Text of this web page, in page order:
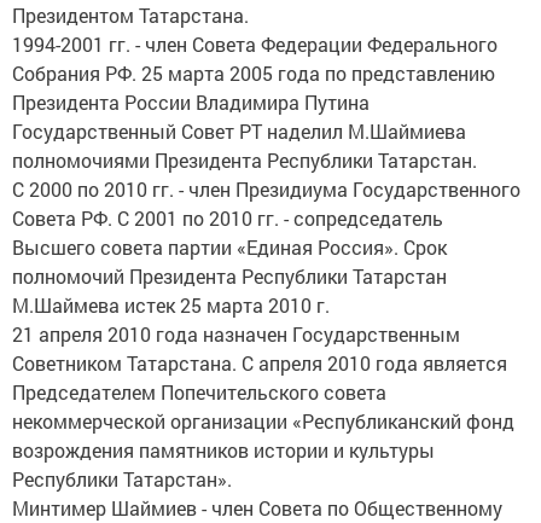
Президентом Татарстана.
1994-2001 гг. - член Совета Федерации Федерального
Собрания РФ. 25 марта 2005 года по представлению
Президента России Владимира Путина
Государственный Совет РТ наделил М.Шаймиева
полномочиями Президента Республики Татарстан.
С 2000 по 2010 гг. - член Президиума Государственного
Совета РФ. С 2001 по 2010 гг. - сопредседатель
Высшего совета партии «Единая Россия». Срок
полномочий Президента Республики Татарстан
М.Шаймева истек 25 марта 2010 г.
21 апреля 2010 года назначен Государственным
Советником Татарстана. C апреля 2010 года является
Председателем Попечительского совета
некоммерческой организации «Республиканский фонд
возрождения памятников истории и культуры
Республики Татарстан».
Минтимер Шаймиев - член Совета по Общественному